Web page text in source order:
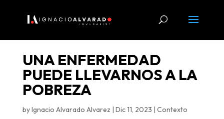
UNA ENFERMEDAD
PUEDE LLEVARNOS A LA
POBREZA
byIgnacio Alvarado Alvarez | Dic 11, 2023 | Contexto